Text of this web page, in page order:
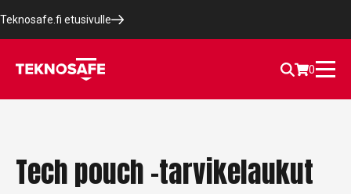
Teknosafe.fi etusivulle
0
Tech pouch -tarvikelaukut